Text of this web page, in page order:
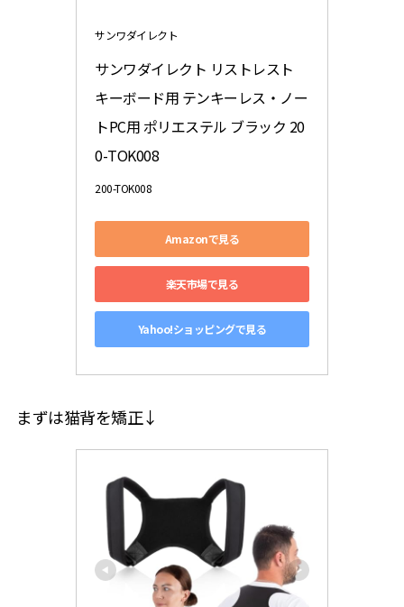
サンワダイレクト
サンワダイレクト リストレスト
キーボード用 テンキーレス・ノー
トPC用 ポリエステル ブラック 20
0-TOK008
200-TOK008
Amazonで見る
楽天市場で見る
Yahoo!ショッピングで見る
まずは猫背を矯正↓